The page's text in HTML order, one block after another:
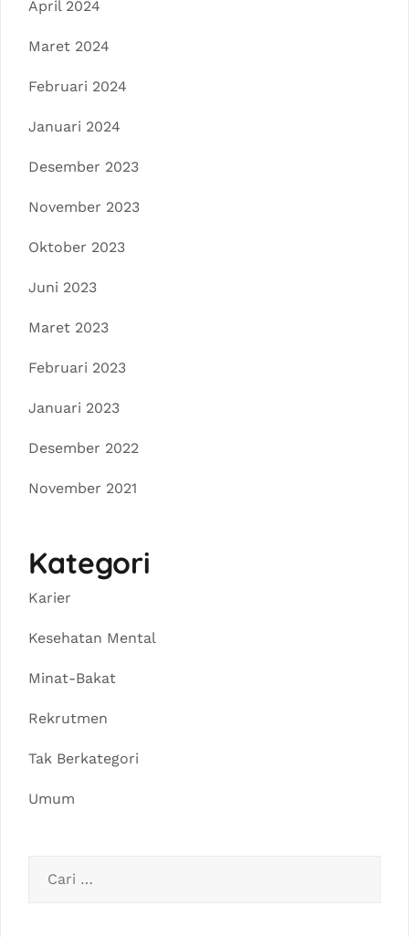
April 2024
Maret 2024
Februari 2024
Januari 2024
Desember 2023
November 2023
Oktober 2023
Juni 2023
Maret 2023
Februari 2023
Januari 2023
Desember 2022
November 2021
Kategori
Karier
Kesehatan Mental
Minat-Bakat
Rekrutmen
Tak Berkategori
Umum
untuk: